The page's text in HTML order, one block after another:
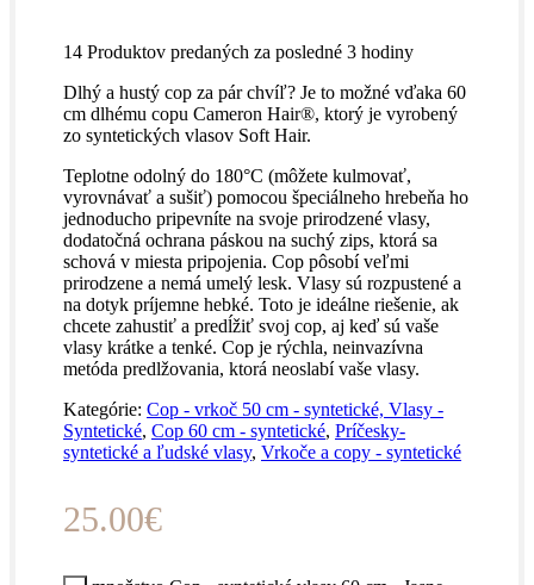
14 Produktov predaných za posledné 3 hodiny
Dlhý a hustý cop za pár chvíľ? Je to možné vďaka 60
cm dlhému copu Cameron Hair®, ktorý je vyrobený
zo syntetických vlasov Soft Hair.
Teplotne odolný do 180°C (môžete kulmovať,
vyrovnávať a sušiť) pomocou špeciálneho hrebeňa ho
jednoducho pripevníte na svoje prirodzené vlasy,
dodatočná ochrana páskou na suchý zips, ktorá sa
schová v miesta pripojenia. Cop pôsobí veľmi
prirodzene a nemá umelý lesk. Vlasy sú rozpustené a
na dotyk príjemne hebké. Toto je ideálne riešenie, ak
chcete zahustiť a predĺžiť svoj cop, aj keď sú vaše
vlasy krátke a tenké. Cop je rýchla, neinvazívna
metóda predlžovania, ktorá neoslabí vaše vlasy.
Kategórie: Cop - vrkoč 50 cm - syntetické, Vlasy -
Syntetické, Cop 60 cm - syntetické, Príčesky-
syntetické a ľudské vlasy, Vrkoče a copy - syntetické
25.00€